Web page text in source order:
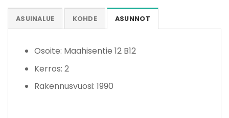
ASUINALUE KOHDE ASUNNOT
Osoite: Maahisentie 12 B12
Kerros: 2
Rakennusvuosi: 1990